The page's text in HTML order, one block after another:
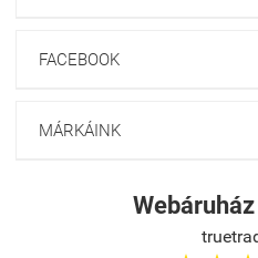
FACEBOOK
MÁRKÁINK